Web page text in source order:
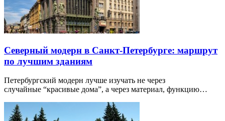
Северный модерн в Санкт-Петербурге: маршрут
по лучшим зданиям
Петербургский модерн лучше изучать не через
случайные “красивые дома”, а через материал, функцию…